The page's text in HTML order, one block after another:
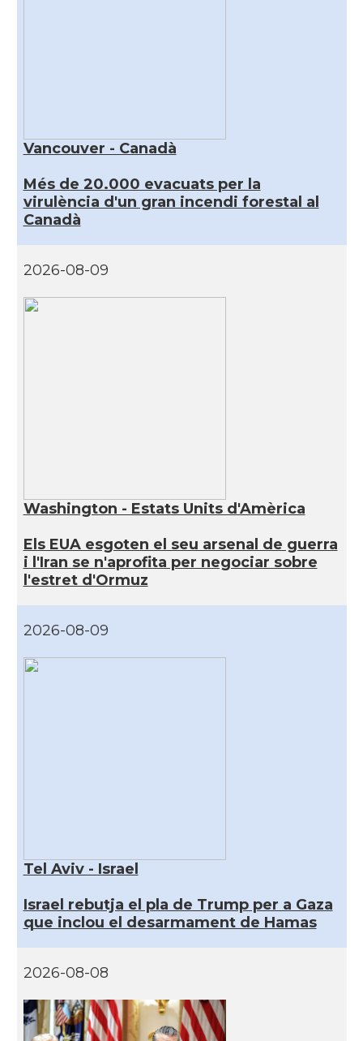
Vancouver - Canadà
Més de 20.000 evacuats per la
virulència d'un gran incendi forestal al
Canadà
2026-08-09
Washington - Estats Units d'Amèrica
Els EUA esgoten el seu arsenal de guerra
i l'Iran se n'aprofita per negociar sobre
l'estret d'Ormuz
2026-08-09
Tel Aviv - Israel
Israel rebutja el pla de Trump per a Gaza
que inclou el desarmament de Hamas
2026-08-08